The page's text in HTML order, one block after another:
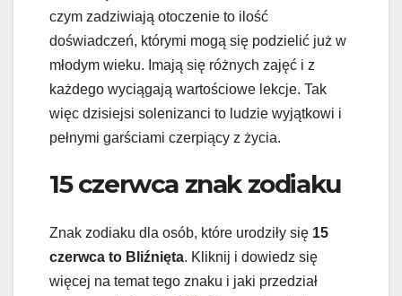
czym zadziwiają otoczenie to ilość
doświadczeń, którymi mogą się podzielić już w
młodym wieku. Imają się różnych zajęć i z
każdego wyciągają wartościowe lekcje. Tak
więc dzisiejsi solenizanci to ludzie wyjątkowi i
pełnymi garściami czerpiący z życia.
15 czerwca znak zodiaku
Znak zodiaku dla osób, które urodziły się 15
czerwca to Bliźnięta. Kliknij i dowiedz się
więcej na temat tego znaku i jaki przedział